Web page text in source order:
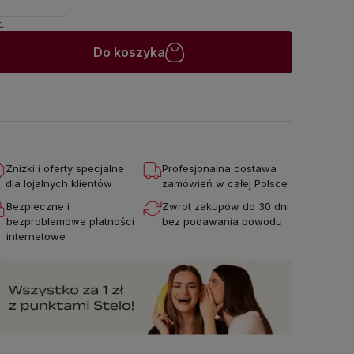
Do koszyka
Zniżki i oferty specjalne
dla lojalnych klientów
Profesjonalna dostawa
zamówień w całej Polsce
Bezpieczne i
bezproblemowe płatności
internetowe
Zwrot zakupów do 30 dni
bez podawania powodu